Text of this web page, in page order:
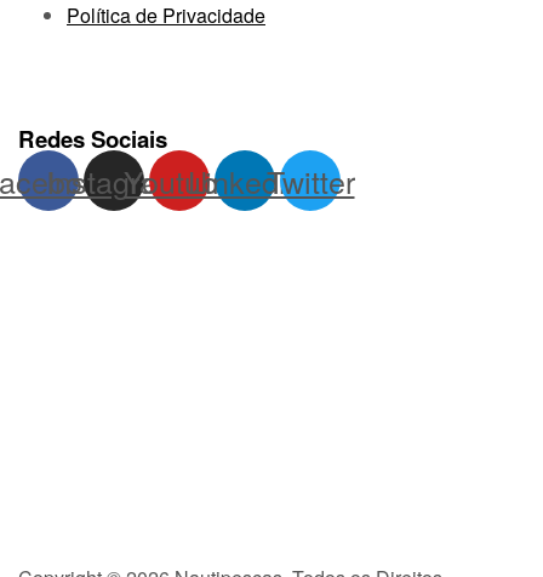
Política de Privacidade
Redes Sociais
InstagramYoutubeLinkedinTwitter